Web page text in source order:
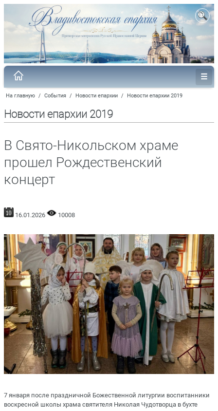
На главную / События / Новости епархии / Новости епархии 2019
Новости епархии 2019
В Свято-Никольском храме
прошел Рождественский
концерт
16.01.2026 10008
7 января после праздничной Божественной литургии воспитанники
воскресной школы храма святителя Николая Чудотворца в бухте